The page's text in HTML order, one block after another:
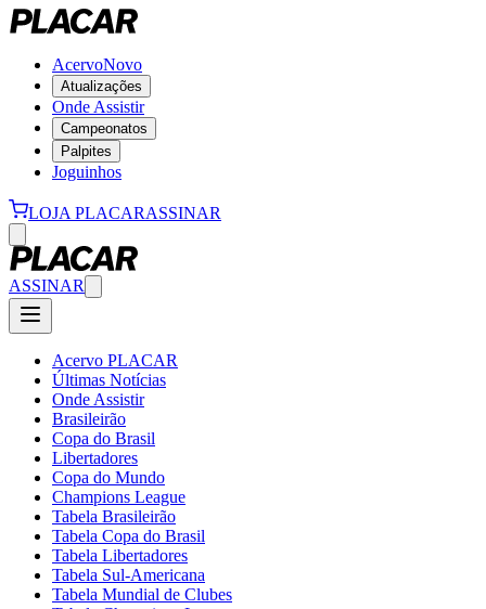
AcervoNovo
Atualizações
Onde Assistir
Campeonatos
Palpites
Joguinhos
LOJA PLACARASSINAR
ASSINAR
Acervo PLACAR
Últimas Notícias
Onde Assistir
Brasileirão
Copa do Brasil
Libertadores
Copa do Mundo
Champions League
Tabela Brasileirão
Tabela Copa do Brasil
Tabela Libertadores
Tabela Sul-Americana
Tabela Mundial de Clubes